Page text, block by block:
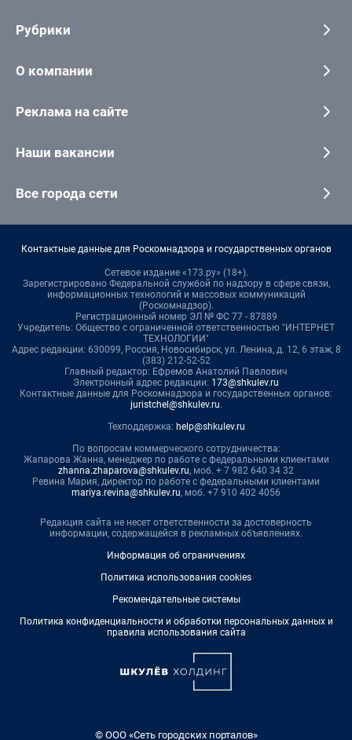
Рубрики
О компании
Реклама на сайте
Наши вакансии
Все города сети
Контактные данные для Роскомнадзора и государственных органов
Сетевое издание «173.ру» (18+).
Зарегистрировано Федеральной службой по надзору в сфере связи,
информационных технологий и массовых коммуникаций
(Роскомнадзор).
Регистрационный номер ЭЛ № ФС 77 - 87889
Учредитель: Общество с ограниченной ответственностью "ИНТЕРНЕТ
ТЕХНОЛОГИИ"
Адрес редакции: 630099, Россия, Новосибирск, ул. Ленина, д. 12, 6 этаж, 8
(383) 212-52-52
Главный редактор: Ефремов Анатолий Павлович
Электронный адрес редакции: 173@shkulev.ru
Контактные данные для Роскомнадзора и государственных органов:
juristchel@shkulev.ru.
Техподдержка: help@shkulev.ru
По вопросам коммерческого сотрудничества:
Жапарова Жанна, менеджер по работе с федеральными клиентами
zhanna.zhaparova@shkulev.ru, моб. + 7 982 640 34 32
Ревина Мария, директор по работе с федеральными клиентами
mariya.revina@shkulev.ru, моб. +7 910 402 4056
Редакция сайта не несет ответственности за достоверность
информации, содержащейся в рекламных объявлениях.
Информация об ограничениях
Политика использования cookies
Рекомендательные системы
Политика конфиденциальности и обработки персональных данных и
правила использования сайта
© ООО «Сеть городских порталов»